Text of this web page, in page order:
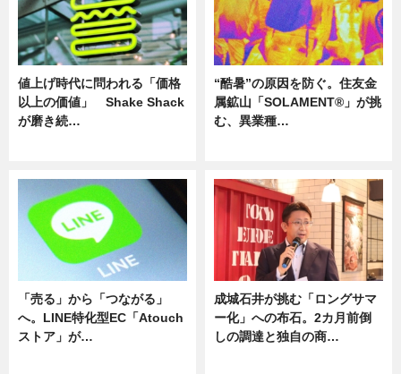
値上げ時代に問われる「価格
以上の価値」 Shake Shack
が磨き続…
“酷暑”の原因を防ぐ。住友金
属鉱山「SOLAMENT®」が挑
む、異業種…
「売る」から「つながる」
へ。LINE特化型EC「Atouch
ストア」が…
成城石井が挑む「ロングサマ
ー化」への布石。2カ月前倒
しの調達と独自の商…